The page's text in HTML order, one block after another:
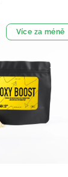
Více za méně